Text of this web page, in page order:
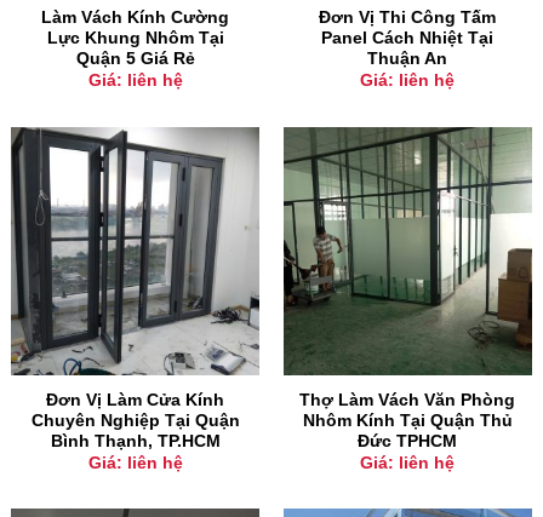
Làm Vách Kính Cường
Lực Khung Nhôm Tại
Quận 5 Giá Rẻ
Giá: liên hệ
Đơn Vị Thi Công Tấm
Panel Cách Nhiệt Tại
Thuận An
Giá: liên hệ
Đơn Vị Làm Cửa Kính
Chuyên Nghiệp Tại Quận
Bình Thạnh, TP.HCM
Giá: liên hệ
Thợ Làm Vách Văn Phòng
Nhôm Kính Tại Quận Thủ
Đức TPHCM
Giá: liên hệ